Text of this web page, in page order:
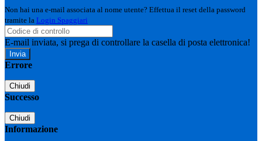
Non hai una e-mail associata al nome utente? Effettua il reset della password
tramite la Login Spaggiari
E-mail inviata, si prega di controllare la casella di posta elettronica!
Errore
Chiudi
Successo
Chiudi
Informazione